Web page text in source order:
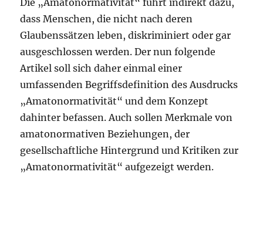
Die „Amatonormativität“ führt indirekt dazu,
dass Menschen, die nicht nach deren
Glaubenssätzen leben, diskriminiert oder gar
ausgeschlossen werden. Der nun folgende
Artikel soll sich daher einmal einer
umfassenden Begriffsdefinition des Ausdrucks
„Amatonormativität“ und dem Konzept
dahinter befassen. Auch sollen Merkmale von
amatonormativen Beziehungen, der
gesellschaftliche Hintergrund und Kritiken zur
„Amatonormativität“ aufgezeigt werden.